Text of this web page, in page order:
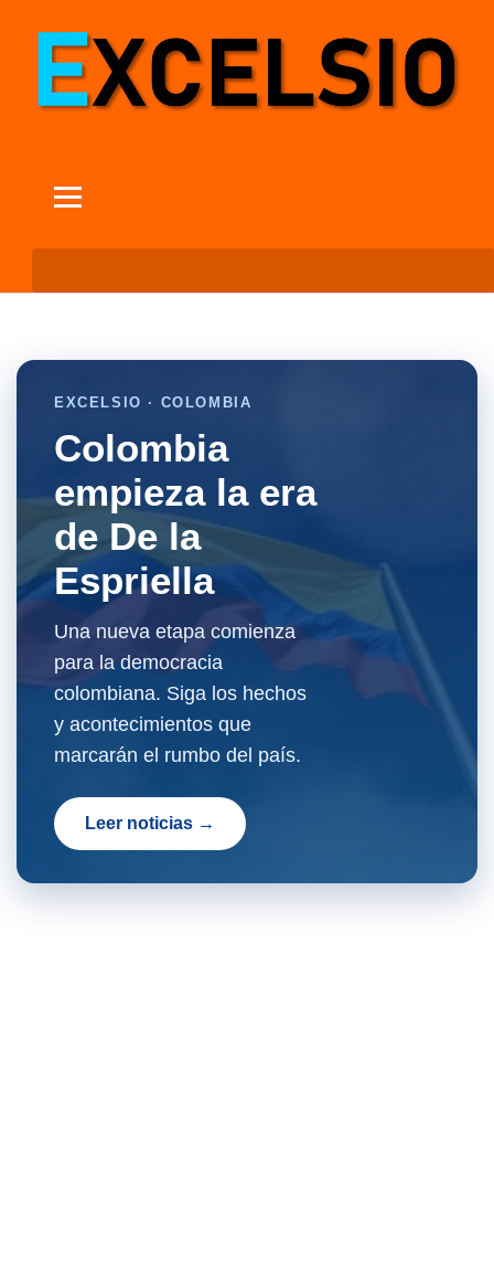
EXCELSIO · COLOMBIA
Colombia
empieza la era
de De la
Espriella
Una nueva etapa comienza
para la democracia
colombiana. Siga los hechos
y acontecimientos que
marcarán el rumbo del país.
Leer noticias →